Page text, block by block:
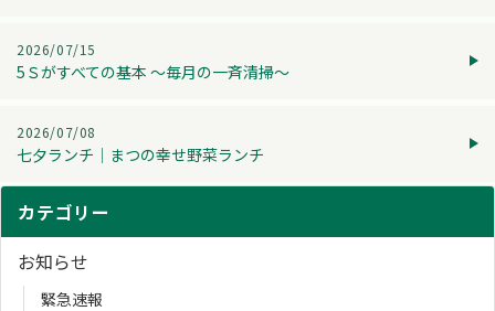
2026/07/15
5Ｓがすべての基本 ～毎月の一斉清掃～
2026/07/08
七夕ランチ│まつの幸せ野菜ランチ
カテゴリー
お知らせ
緊急速報